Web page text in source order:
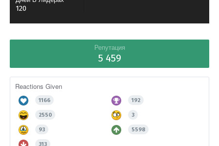
120
Репутация
5 459
Reactions Given
1166 192
2550 3
93 5598
313